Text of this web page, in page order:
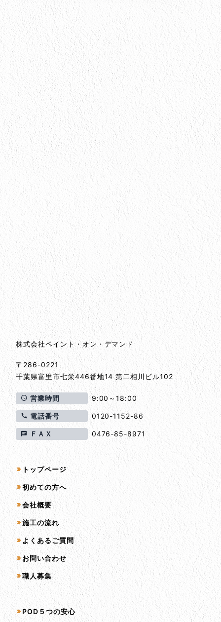
会社情報とサイトマップ
会社情報
株式会社ペイント・オン・デマンド
〒286-0221
千葉県富里市七栄446番地14 第二相川ビル102
営業時間 9:00～18:00
電話番号 0120-1152-86
ＦＡＸ 0476-85-8971
サイトマップ
トップページ
初めての方へ
会社概要
施工の流れ
よくあるご質問
お問い合わせ
職人募集
サービス一覧
POD５つの安心